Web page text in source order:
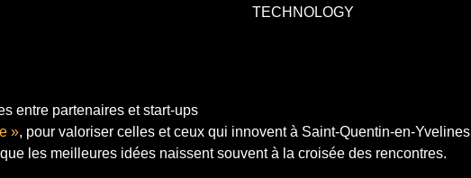
TECHNOLOGY
entre partenaires et start-ups
», pour valoriser celles et ceux qui innovent à Saint-Quentin-en-Yvelines
les meilleures idées naissent souvent à la croisée des rencontres.